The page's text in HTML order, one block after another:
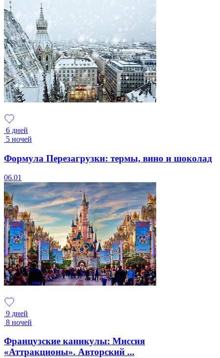
6 дней
5 ночей
Формула Перезагрузки: термы, вино и шоколад
06.01
9 дней
8 ночей
Французские каникулы: Миссия
«Аттракционы». Авторский ...